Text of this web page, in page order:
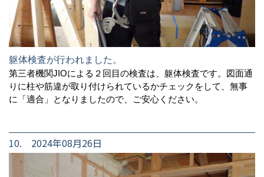
躯体検査が行われました。
第三者機関JIOによる２回目の検査は、躯体検査です。図面通
りに柱や筋違が取り付けられているかチェックをして、無事
に「適合」となりましたので、ご安心ください。
10. 2024年08月26日